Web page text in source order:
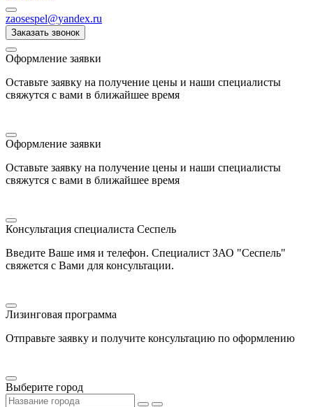
zaosespel@yandex.ru
Заказать звонок
Оформление заявки
Оставьте заявку на получение цены и наши специалисты
свяжутся с вами в ближайшее время
Оформление заявки
Оставьте заявку на получение цены и наши специалисты
свяжутся с вами в ближайшее время
Консультация специалиста Сеспель
Введите Ваше имя и телефон. Специалист ЗАО "Сеспель"
свяжется с Вами для консультации.
Лизинговая программа
Отправьте заявку и получите консультацию по оформлению
Выберите город